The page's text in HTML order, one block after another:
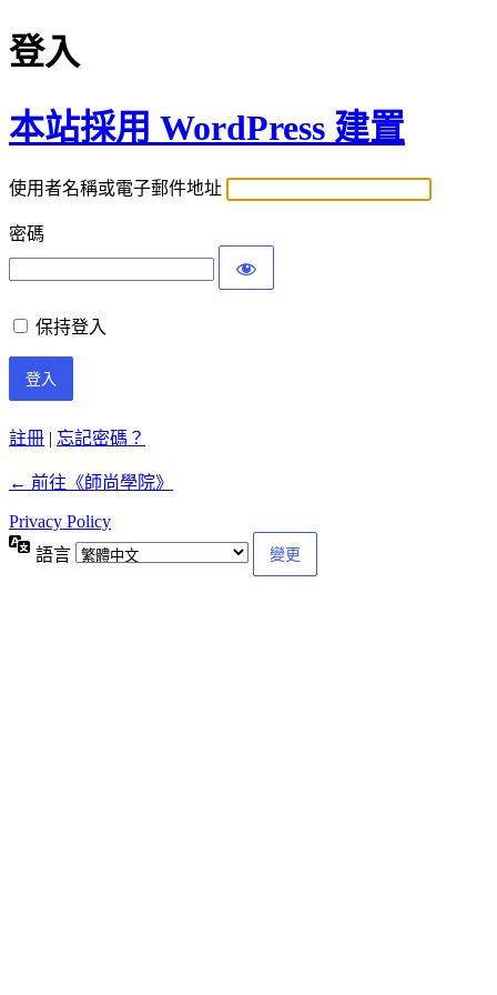
登入
本站採用 WordPress 建置
使用者名稱或電子郵件地址
密碼
保持登入
註冊 | 忘記密碼？
← 前往《師尚學院》
Privacy Policy
語言